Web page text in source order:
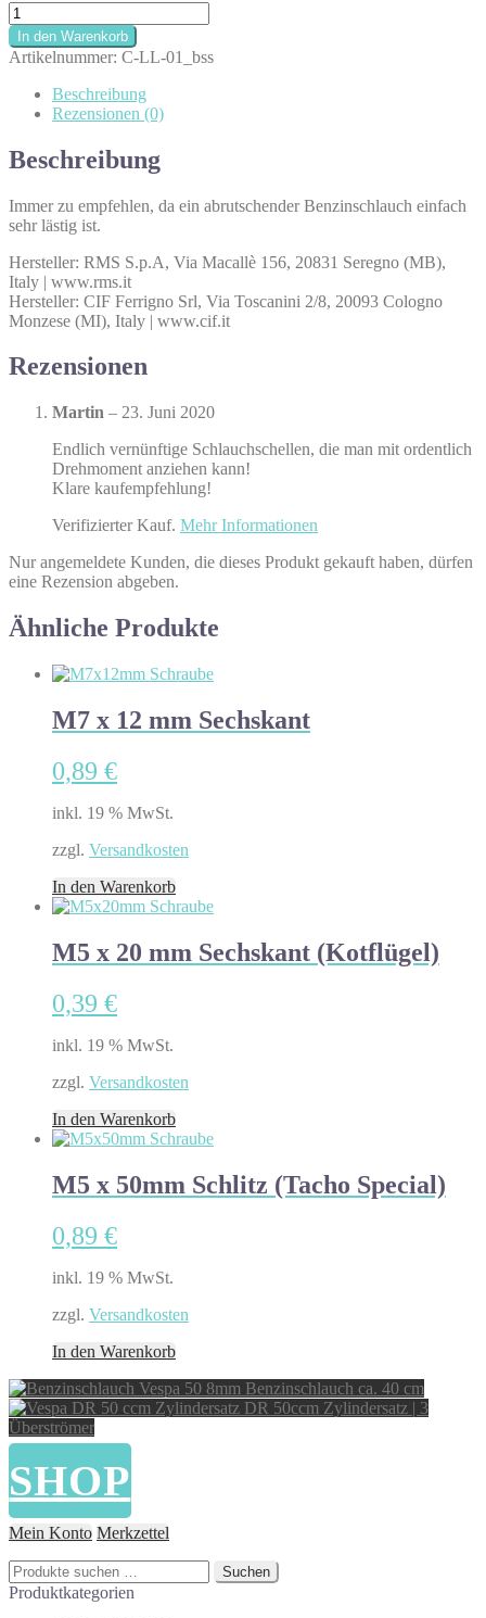
Benzinschlauchschelle
|
12-
14mm
Menge
In den Warenkorb
Artikelnummer: C-LL-01_bss
Beschreibung
Rezensionen (0)
Beschreibung
Immer zu empfehlen, da ein abrutschender Benzinschlauch einfach
sehr lästig ist.
Hersteller: RMS S.p.A, Via Macallè 156, 20831 Seregno (MB),
Italy | www.rms.it
Hersteller: CIF Ferrigno Srl, Via Toscanini 2/8, 20093 Cologno
Monzese (MI), Italy | www.cif.it
Rezensionen
Martin – 23. Juni 2020
Endlich vernünftige Schlauchschellen, die man mit ordentlich
Drehmoment anziehen kann!
Klare kaufempfehlung!
Verifizierter Kauf. Mehr Informationen
Nur angemeldete Kunden, die dieses Produkt gekauft haben, dürfen
eine Rezension abgeben.
Ähnliche Produkte
M7 x 12 mm Sechskant
0,89 €
inkl. 19 % MwSt.
zzgl. Versandkosten
In den Warenkorb
M5 x 20 mm Sechskant (Kotflügel)
0,39 €
inkl. 19 % MwSt.
zzgl. Versandkosten
In den Warenkorb
M5 x 50mm Schlitz (Tacho Special)
0,89 €
inkl. 19 % MwSt.
zzgl. Versandkosten
In den Warenkorb
Benzinschlauch ca. 40 cm
DR 50ccm Zylindersatz | 3
Überströmer
SHOP
Mein Konto Merkzettel
Suchen
nach:
Suchen
Produktkategorien